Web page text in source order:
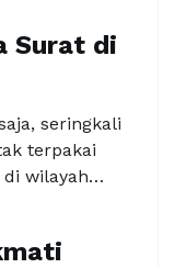
sosial,
Surat di
seringkali
terpakai
wilayah
dan …